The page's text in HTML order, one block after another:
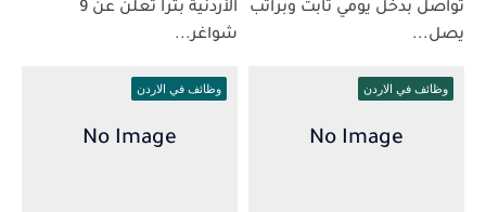
تواصل بدخل يومي ثابت وبراتب
يصل...
الأردنية بترا تعلن عن 9
شواغر...
وظائف في الاردن وظائف في الاردن